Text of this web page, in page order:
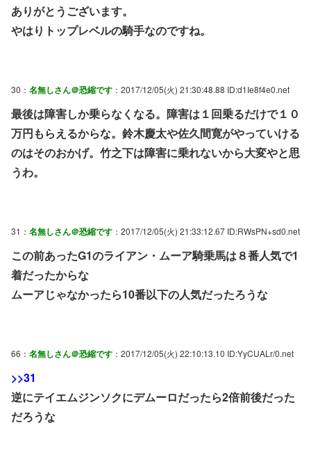
ありがとうございます。
やはりトップレベルの騎手なのですね。
30： 名無しさん＠恐縮です ：2017/12/05(火) 21:30:48.88 ID:d1Ie8f4e0.net
最後は障害しか乗らなくなる。障害は１回乗るだけで１０
万円もらえるからな。鈴木慶太や佐久間寛がやっていける
のはそのおかげ。竹之下は障害に乗れないから大変やと思
うわ。
31： 名無しさん＠恐縮です ：2017/12/05(火) 21:33:12.67 ID:RWsPN+sd0.net
この前あったG1のライアン・ムーア騎乗馬は８番人気で1
着だったからな
ムーアじゃなかったら10番以下の人気だったろうな
66： 名無しさん＠恐縮です ：2017/12/05(火) 22:10:13.10 ID:YyCUALr/0.net
>>31
逆にテイエムジンソクにデムーロだったら2倍前後だった
だろうな